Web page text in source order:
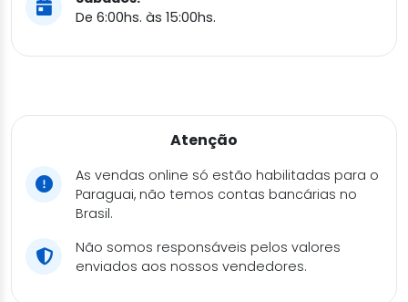
De 6:00hs. às 15:00hs.
Atenção
As vendas online só estão habilitadas para o
Paraguai, não temos contas bancárias no
Brasil.
Não somos responsáveis pelos valores
enviados aos nossos vendedores.